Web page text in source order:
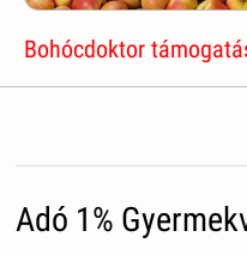
Bohócdoktor
Adó 1%